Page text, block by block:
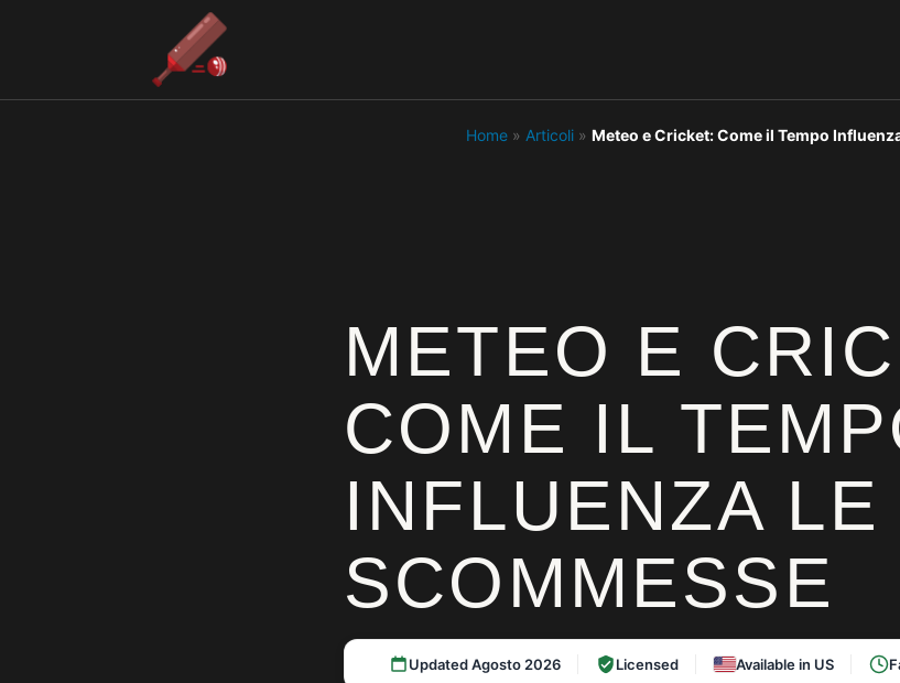
Home» Articoli» Meteo e Cricket: Come il Tempo
METEO E
COME IL
INFLUENZA LE
SCOMMESSE
Updated Agosto 2026 Licensed Available in US